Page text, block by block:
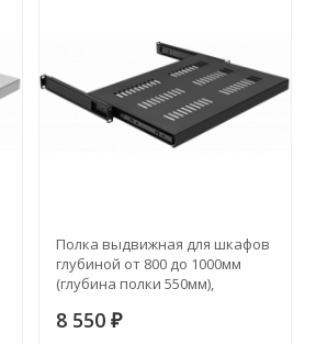
Полка выдвижная для шкафов
глубиной от 800 до 1000мм
(глубина полки 550мм),
20кг, цвет-черный
8 550 ₽